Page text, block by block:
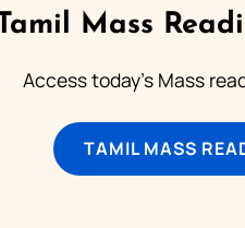
Tamil Mass
Access today's Mass
TAMIL MASS